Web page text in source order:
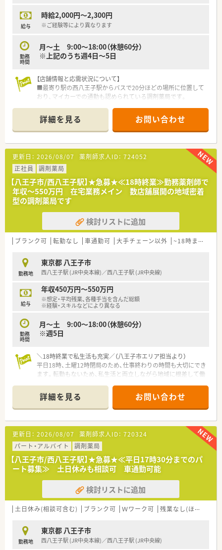
給与
時給2,000円～2,300円
※ご経験等により異なります
勤務
時間
月～土 9:00～18:00（休憩60分）
※上記のうち週4日～5日
【店舗情報と応需状況について】
■最寄り駅の西八王子駅からバスで20分ほどの場所に位置して
おり、マイカーでの通勤も認められている調剤薬局です。
しています。
■50代の管理薬剤師様と40代の薬剤師様に加え、常勤の事務ス
タッフが2名在籍している少人数体制の職場です。
【法人特徴について】
■地域に密着した薬局運営を行っており、大手チェーンとは異な
るアットホームで柔軟な意思決定ができる会社組織です。
■異動を伴う転勤を設定していないため、住み慣れた地域に腰を
据えて1つの店舗で長く安定して働くことが可能です。
■業績に応じた昇給や年に2回の賞与支給など、日々の頑張りが
しっかりと還元される評価体制を整えています。
詳細を見る お問い合わせ
更新日： 2026/08/07 薬剤師求人ID： 724052
正社員
調剤薬局
【八王子市/西八王子駅】★急募★≪18時終業≫勤務薬剤師で
年収～550万円 在宅業務メイン 数店舗展開の地域密着
型の調剤薬局です
検討リストに追加
ブランク可 転勤なし 車通勤可 大手チェーン以外 ~18時までの職場
勤務地
東京都 八王子市
西八王子駅 (JR中央本線)／西八王子駅 (JR中央線)
給与
年収450万円～550万円
※想定・平均残業、各種手当を含んだ総額
※経験・スキルなどにより異なる
勤務
時間
月～土 9:00～18:00（休憩60分）
※週5日
＼18時終業で私生活も充実／（八王子市エリア担当より）
平日18時、土曜12時閉局のため、仕事終わりの時間も大切にでき
ます。転勤もないため、私生活と両立しながら地域に根差して働
＊------------------------------------------＊
【店舗情報と応需状況について】
■最寄り駅の西八王子駅からバスで15分ほどの場所に位置して
おり、マイカー通勤がオススメの調剤薬局です。
■外来対応は月曜のみで、他曜日はサ高住や有料老人ホームをメ
インに在宅対応を行います。
■50代の管理薬剤師様と40代の薬剤師様に加え、常勤の事務ス
タッフが2名在籍している少人数体制の職場です。
■穏やかな方が多く、雰囲気のよい店舗です。
【募集背景と求める人物像について】
■転居による退職者が発生したことに伴い、店舗の体制を維持し
て地域医療を守るために新しい仲間を急募しています。
種の方と円滑にコミュニケーションを取れる方を求めます。
■調剤経験に自信がない方やブランクをお持ちの方であっても、
周囲と協力しながら前向きに業務へ励める方は大歓迎です。
詳細を見る お問い合わせ
更新日： 2026/08/07 薬剤師求人ID： 720324
パート・アルバイト
調剤薬局
【八王子市/西八王子駅】★急募★≪平日17時30分までのパ
ート募集≫ 土日休みも相談可 車通勤可能
検討リストに追加
土日休み(相談可含む) ブランク可 Ｗワーク可 残業なし(ほぼなし含む)
勤務地
東京都 八王子市
西八王子駅 (JR中央本線)／西八王子駅 (JR中央線)